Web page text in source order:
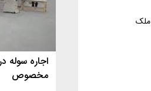
ملک
اجاره سوله
مخصوص